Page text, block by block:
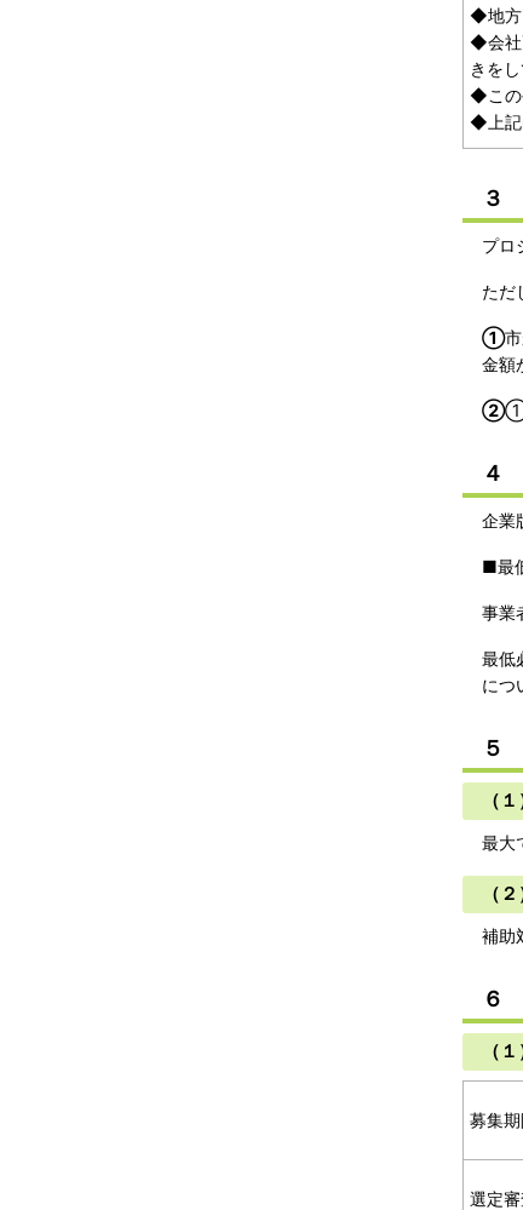
◆地方
◆会社
きを
◆この
◆上記
３
プロ
ただ
①
金額
②①
４
企業
■最
事業
最低
につ
５
（
最大
（
補助
６
（
募集期
選定